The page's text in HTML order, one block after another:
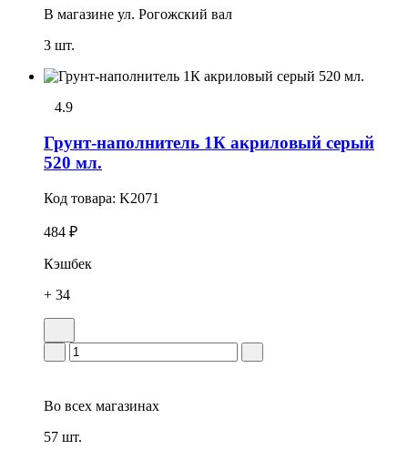
В магазине ул. Рогожский вал
3 шт.
4.9
Грунт-наполнитель 1К акриловый серый
520 мл.
Код товара: K2071
484 ₽
Кэшбек
+ 34
Во всех магазинах
57 шт.